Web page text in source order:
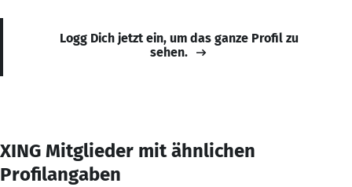
Logg Dich jetzt ein, um das ganze Profil zu
sehen.
XING Mitglieder mit ähnlichen
Profilangaben